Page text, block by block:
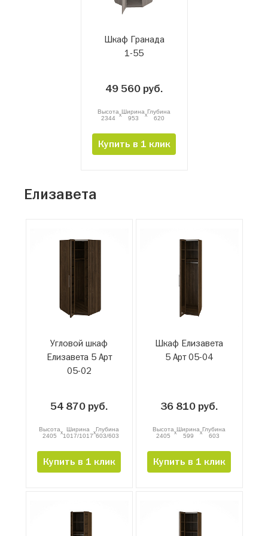
Шкаф Гранада
1-55
49 560 руб.
Высота
2344
xШирина
953
xГлубина
620
Купить в 1 клик
Елизавета
Угловой шкаф
Елизавета 5 Арт
05-02
54 870 руб.
Высота
2405
x
Ширина
1017/1017xГлубина
603/603
Купить в 1 клик
Шкаф Елизавета
5 Арт 05-04
36 810 руб.
Высота
2405
xШирина
599
xГлубина
603
Купить в 1 клик